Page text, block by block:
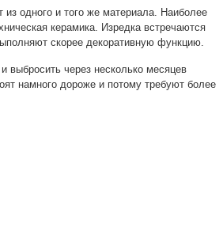
одного и того же материала. Наиболее
керамика. Изредка встречаются
скорее декоративную функцию.
выбросить через несколько месяцев
намного дороже и потому требуют более